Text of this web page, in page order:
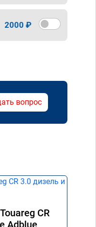
2000 ₽
вопрос
CR
Adblue